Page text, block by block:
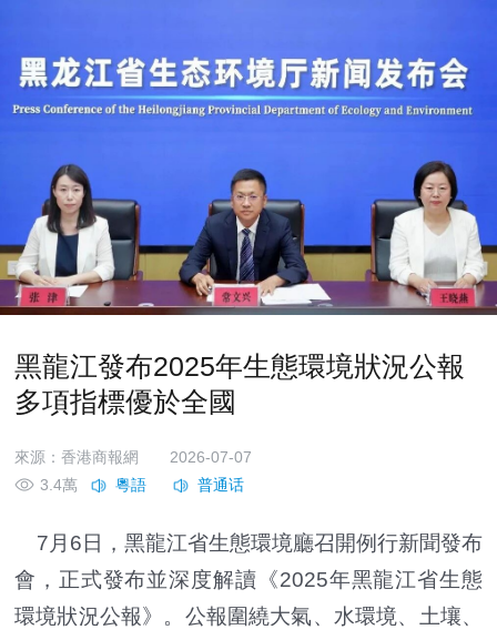
黑龍江發布2025年生態環境狀況公報
多項指標優於全國
來源：香港商報網
2026-07-07
3.4萬
7月6日，黑龍江省生態環境廳召開例行新聞發布
會，正式發布並深度解讀《2025年黑龍江省生態
環境狀況公報》。公報圍繞大氣、水環境、土壤、